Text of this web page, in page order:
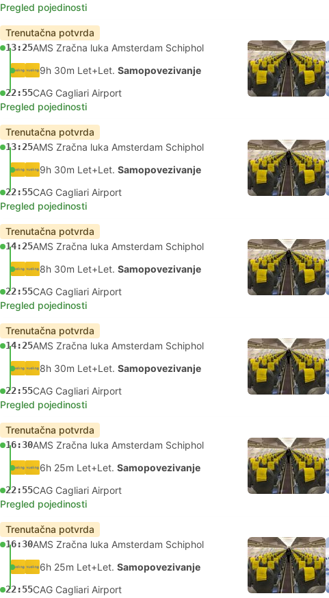
Pregled pojedinosti
Trenutačna potvrda
13:25AMS Zračna luka Amsterdam Schiphol
9h 30m Let+Let. Samopovezivanje
22:55CAG Cagliari Airport
Pregled pojedinosti
Trenutačna potvrda
13:25AMS Zračna luka Amsterdam Schiphol
9h 30m Let+Let. Samopovezivanje
22:55CAG Cagliari Airport
Pregled pojedinosti
Trenutačna potvrda
14:25AMS Zračna luka Amsterdam Schiphol
8h 30m Let+Let. Samopovezivanje
22:55CAG Cagliari Airport
Pregled pojedinosti
Trenutačna potvrda
14:25AMS Zračna luka Amsterdam Schiphol
8h 30m Let+Let. Samopovezivanje
22:55CAG Cagliari Airport
Pregled pojedinosti
Trenutačna potvrda
16:30AMS Zračna luka Amsterdam Schiphol
6h 25m Let+Let. Samopovezivanje
22:55CAG Cagliari Airport
Pregled pojedinosti
Trenutačna potvrda
16:30AMS Zračna luka Amsterdam Schiphol
6h 25m Let+Let. Samopovezivanje
22:55CAG Cagliari Airport